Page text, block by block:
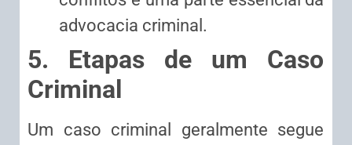
advocacia criminal.
5. Etapas de um Caso
Criminal
Um caso criminal geralmente segue